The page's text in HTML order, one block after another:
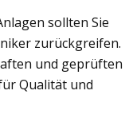
sollten Sie
zurückgreifen.
und geprüften
Qualität und